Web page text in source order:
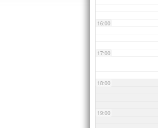
16:00
17:00
18:00
19:00